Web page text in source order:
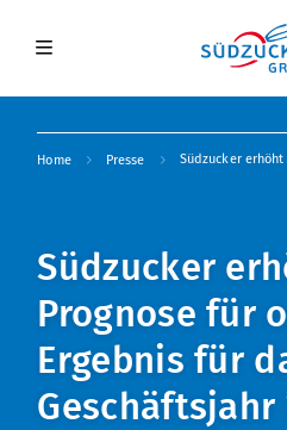
mainHauptnavigation
Unternehmen
Unternehmensprofil
Konzernstruktur
Investor Relations
Investor Relations
Meldungen
Presse
Presse Übersicht
Karriere
Breadcrumb
Home Presse
Südzucker
Prognose für
Ergebnis für
Geschäftsjahr